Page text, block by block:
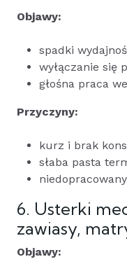
Objawy:
spadki
wyłączanie się
głośna praca
Przyczyny:
kurz i brak
słaba pasta
6. Usterki
zawiasy,
Objawy: